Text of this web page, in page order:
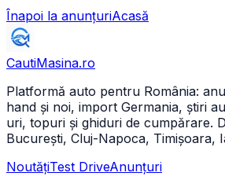
Înapoi la anunțuriAcasă
CautiMasina.ro
Platformă auto pentru România:
hand și noi, import Germania, știri
uri, topuri și ghiduri de cumpărare.
București, Cluj-Napoca, Timișoara,
NoutățiTest DriveAnunțuri